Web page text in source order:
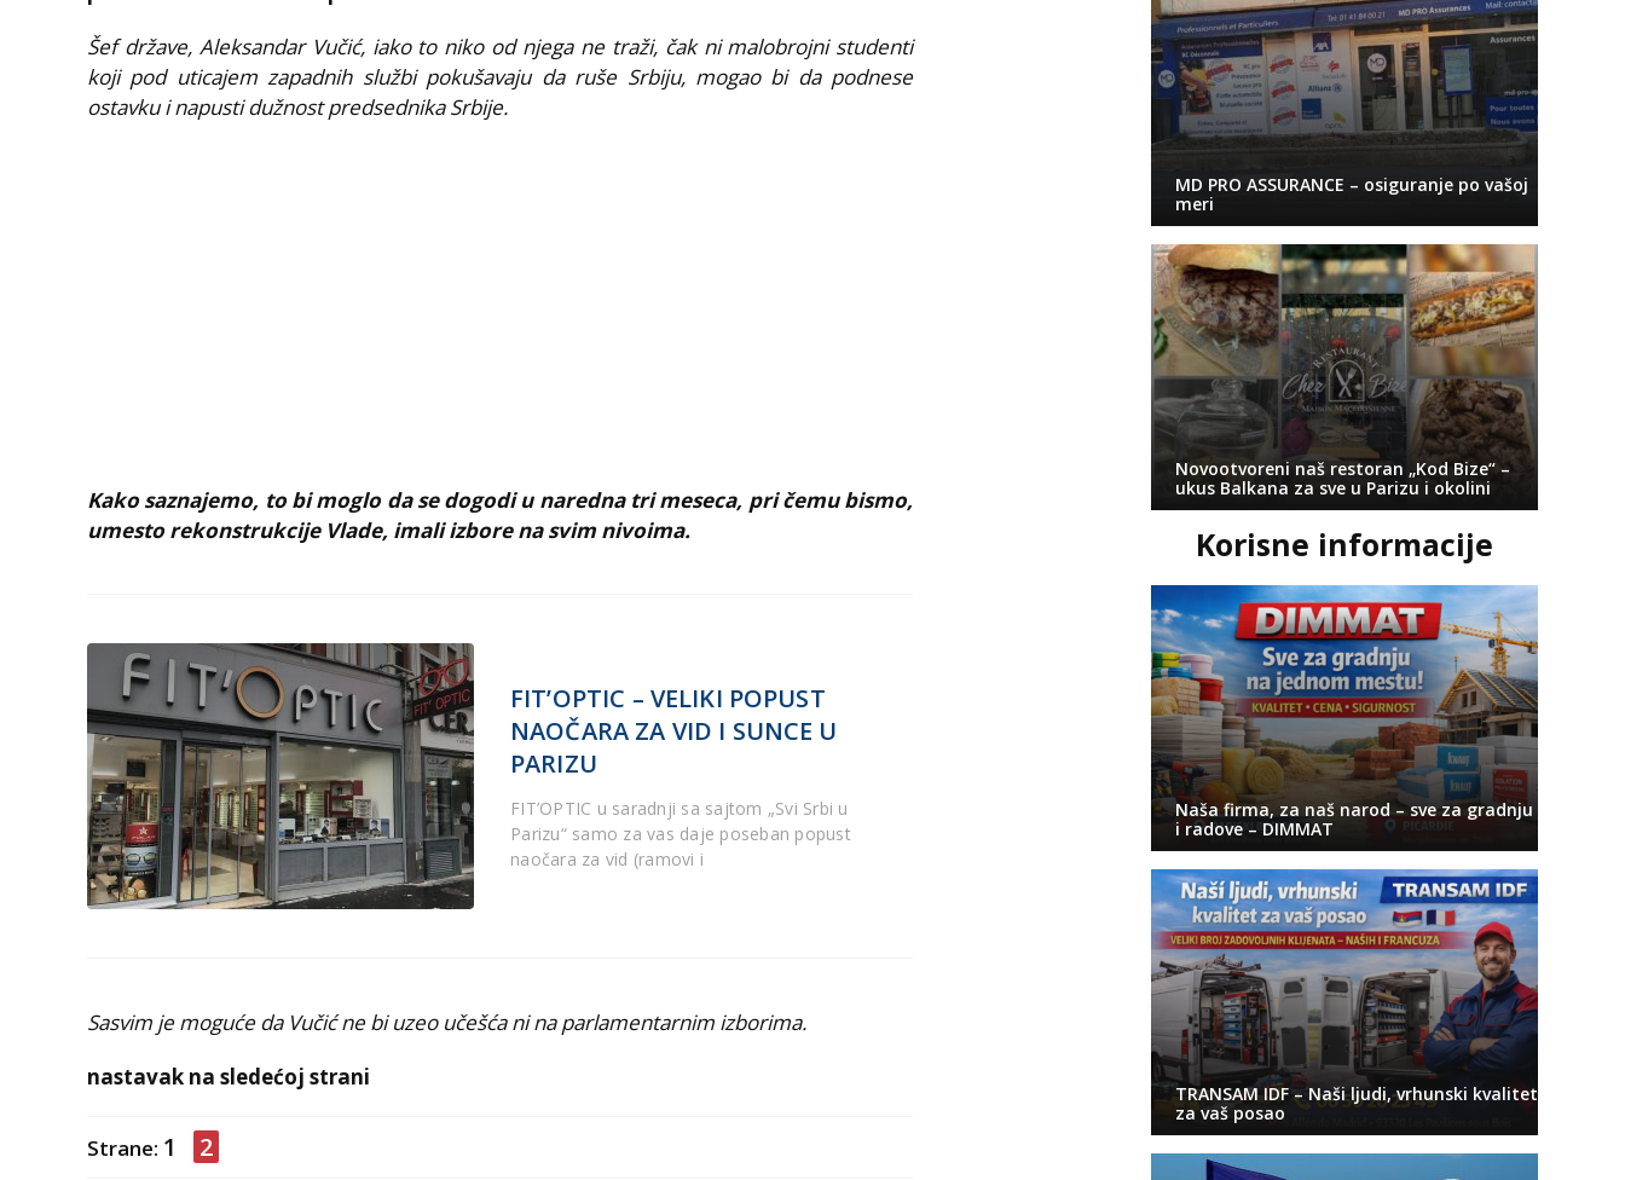
Šef države, Aleksandar Vučić, iako to niko od njega ne traži, čak ni malobrojni studenti
koji pod uticajem zapadnih službi pokušavaju da ruše Srbiju, mogao bi da podnese
ostavku i napusti dužnost predsednika Srbije.
Kako saznajemo, to bi moglo da se dogodi u naredna tri meseca, pri čemu bismo,
umesto rekonstrukcije Vlade, imali izbore na svim nivoima.
FIT’OPTIC – VELIKI POPUST
NAOČARA ZA VID I SUNCE U
PARIZU
FIT’OPTIC u saradnji sa sajtom „Svi Srbi u
Parizu“ samo za vas daje poseban popust
naočara za vid (ramovi i
Sasvim je moguće da Vučić ne bi uzeo učešća ni na parlamentarnim izborima.
nastavak na sledećoj strani
Strane: 1 2
MD PRO ASSURANCE – osiguranje po vašoj
meri
Novootvoreni naš restoran „Kod Bize“ –
ukus Balkana za sve u Parizu i okolini
Korisne informacije
Naša firma, za naš narod – sve za gradnju
i radove – DIMMAT
TRANSAM IDF – Naši ljudi, vrhunski kvalitet
za vaš posao